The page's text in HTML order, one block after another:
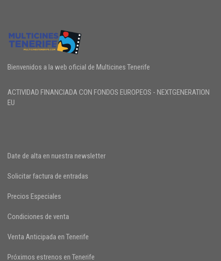
Bienvenidos a la web oficial de Multicines Tenerife
ACTIVIDAD FINANCIADA CON FONDOS EUROPEOS - NEXTGENERATION
EU
Date de alta en nuestra newsletter
Solicitar factura de entradas
Precios Especiales
Condiciones de venta
Venta Anticipada en Tenerife
Próximos estrenos en Tenerife